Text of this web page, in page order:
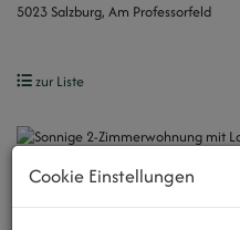
5023 Salzburg, Am Professorfeld
zur Liste
Cookie Einstellungen